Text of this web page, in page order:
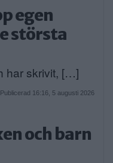
egen
största
har skrivit, […]
Publicerad 16:16, 5 augusti 2026
och barn